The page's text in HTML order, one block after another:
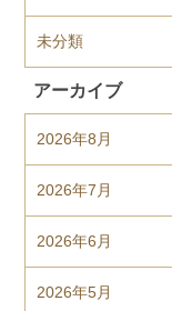
未分類
アーカイブ
2026年8月
2026年7月
2026年6月
2026年5月